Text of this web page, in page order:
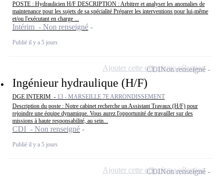
POSTE : Hydraulicien H/F DESCRIPTION : Arbitrer et analyser les anomalies de
maintenance pour les sujets de sa spécialité Préparer les interventions pour lui-même
et/ou l'exécutant en charge ...
Intérim - Non renseigné
Publié il y a 5 jours
Ingénieur hydraulique (H/F)
DGE INTERIM - 13 - MARSEILLE 7E ARRONDISSEMENT
Description du poste : Notre cabinet recherche un Assistant Travaux (H/F) pour
rejoindre une équipe dynamique. Vous aurez l'opportunité de travailler sur des
missions à haute responsabilité, au sein...
CDI - Non renseigné
Publié il y a 5 jours
CDINon renseigné
Ajouter cette offre à ma sélection
CDINon renseigné
Ajouter cette offre à ma sélection